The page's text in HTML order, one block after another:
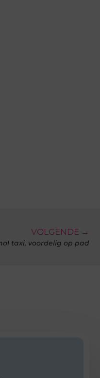
VOLGENDE →
taxi, voordelig op pad